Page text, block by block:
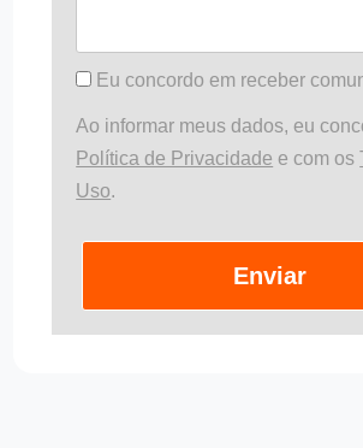
Eu concordo em receber
Ao informar meus dados, eu
Política de Privacidade e com os
Uso.
Enviar